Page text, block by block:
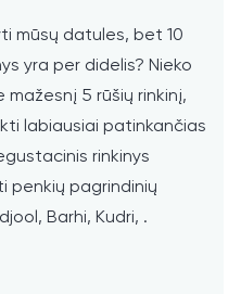
mūsų datules, bet 10
yra per didelis? Nieko
5 rūšių rinkinį,
labiausiai patinkančias
rinkinys
penkių pagrindinių
Barhi, Kudri, .